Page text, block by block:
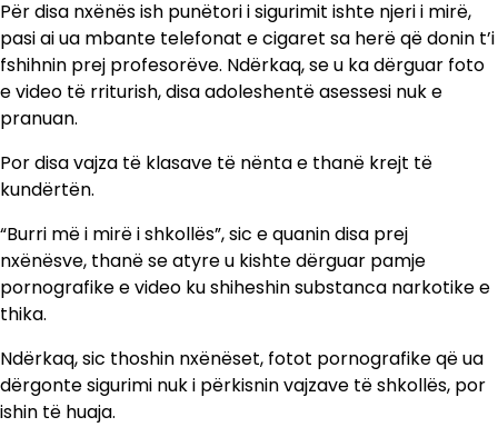
Për disa nxënës ish punëtori i sigurimit ishte njeri i mirë,
pasi ai ua mbante telefonat e cigaret sa herë që donin t’i
fshihnin prej profesorëve. Ndërkaq, se u ka dërguar foto
e video të rriturish, disa adoleshentë asessesi nuk e
pranuan.
Por disa vajza të klasave të nënta e thanë krejt të
kundërtën.
“Burri më i mirë i shkollës”, sic e quanin disa prej
nxënësve, thanë se atyre u kishte dërguar pamje
pornografike e video ku shiheshin substanca narkotike e
thika.
Ndërkaq, sic thoshin nxënëset, fotot pornografike që ua
dërgonte sigurimi nuk i përkisnin vajzave të shkollës, por
ishin të huaja.